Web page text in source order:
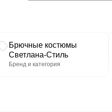
Брючные костюмы
Светлана-Стиль
Бренд и категория